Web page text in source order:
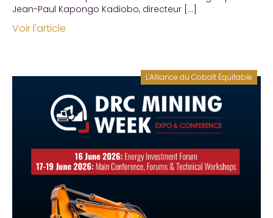
Jean-Paul Kapongo Kadiobo, directeur […]
Voir l'article
L'Alliance du Cobalt Équitable